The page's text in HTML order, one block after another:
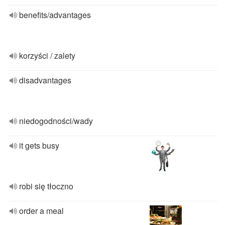
benefits/advantages
korzyści / zalety
disadvantages
niedogodności/wady
it gets busy
robi się tłoczno
order a meal